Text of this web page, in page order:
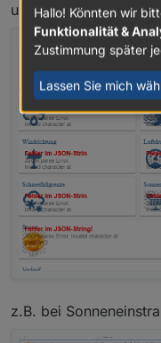
und noch diesen
z.B. bei
Hallo! Könnten wir
Funktionalität &
Zustimmung später
Lassen Sie mich